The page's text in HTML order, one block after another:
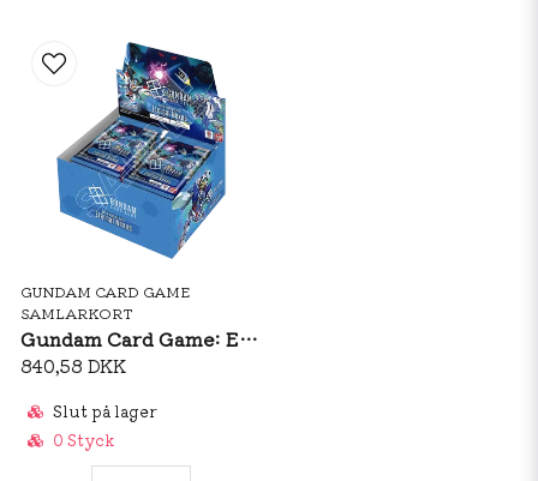
GUNDAM CARD GAME
SAMLARKORT
Gundam Card Game: Eternal Nexus EB01 Booster Box
840,58 DKK
Slut på lager
0 Styck